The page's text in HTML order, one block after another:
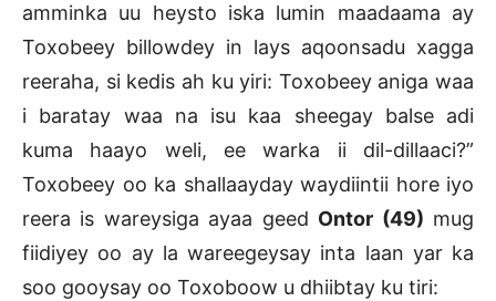
amminka uu heysto iska lumin maadaama ay
Toxobeey billowdey in lays aqoonsadu xagga
reeraha, si kedis ah ku yiri: Toxobeey aniga waa
i baratay waa na isu kaa sheegay balse adi
kuma haayo weli, ee warka ii dil-dillaaci?”
Toxobeey oo ka shallaayday waydiintii hore iyo
reera is wareysiga ayaa geed Ontor (49) mug
fiidiyey oo ay la wareegeysay inta laan yar ka
soo gooysay oo Toxoboow u dhiibtay ku tiri: